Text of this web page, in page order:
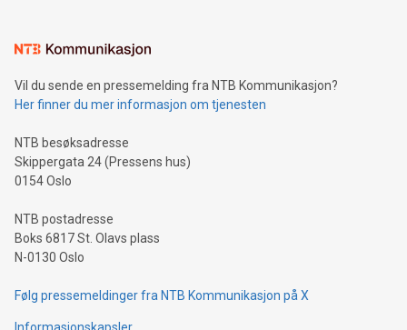
Vil du sende en pressemelding fra NTB Kommunikasjon?
Her finner du mer informasjon om tjenesten
NTB besøksadresse
Skippergata 24 (Pressens hus)
0154 Oslo
NTB postadresse
Boks 6817 St. Olavs plass
N-0130 Oslo
Følg pressemeldinger fra NTB Kommunikasjon på X